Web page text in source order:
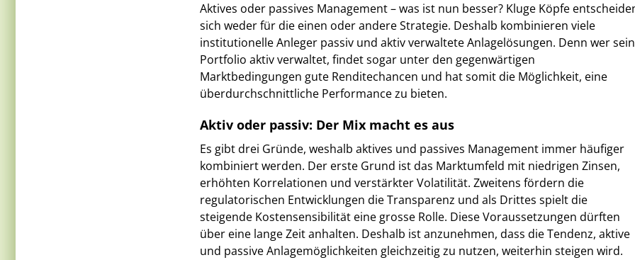
Aktives oder passives Management – was ist nun besser? Kluge Köpfe
sich weder für die einen oder andere Strategie. Deshalb kombinieren viele
institutionelle Anleger passiv und aktiv verwaltete Anlagelösungen. Denn wer sein
Portfolio aktiv verwaltet, findet sogar unter den gegenwärtigen
Marktbedingungen gute Renditechancen und hat somit die Möglichkeit, eine
überdurchschnittliche Performance zu bieten.
Aktiv oder passiv: Der Mix macht es aus
Es gibt drei Gründe, weshalb aktives und passives Management immer häufiger
kombiniert werden. Der erste Grund ist das Marktumfeld mit niedrigen Zinsen,
erhöhten Korrelationen und verstärkter Volatilität. Zweitens fördern die
regulatorischen Entwicklungen die Transparenz und als Drittes spielt die
steigende Kostensensibilität eine grosse Rolle. Diese Voraussetzungen dürften
über eine lange Zeit anhalten. Deshalb ist anzunehmen, dass die Tendenz, aktive
und passive Anlagemöglichkeiten gleichzeitig zu nutzen, weiterhin steigen wird.